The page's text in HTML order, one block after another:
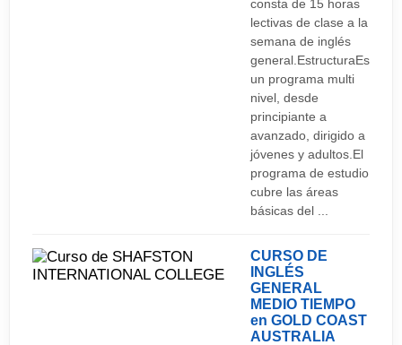
Asiático y continúa evolucionando hasta la fecha.
Asimismo, es la ciudad más cultural de Australia,
por lo que podrás encontrar actividades
culturales, festivales y música para todos los
consta de 15 horas
lectivas de clase a la
semana de inglés
general.EstructuraEs
un programa multi
nivel, desde
principiante a
avanzado, dirigido a
jóvenes y adultos.El
programa de estudio
cubre las áreas
básicas del ...
CURSO DE
INGLÉS
GENERAL
MEDIO TIEMPO
en GOLD COAST
AUSTRALIA